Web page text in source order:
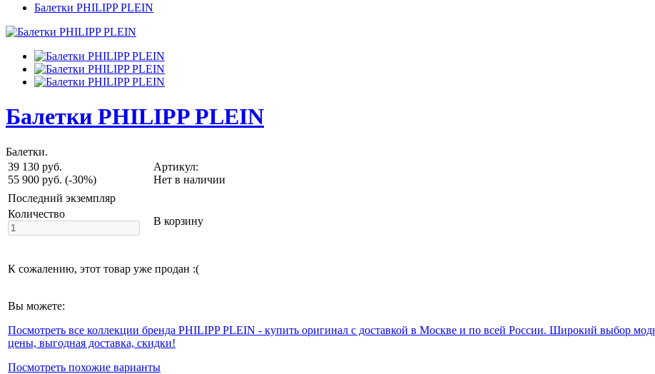
Балетки PHILIPP PLEIN
Балетки PHILIPP PLEIN
Балетки.
39 130 руб.
55 900 руб. (-30%)
Артикул:
Нет в наличии
Последний экземпляр
Количество
В корзину
К сожалению, этот товар уже продан :(
Вы можете:
Посмотреть все коллекции бренда PHILIPP PLEIN - купить оригинал с доставкой в Москве и по всей России. Широкий выбор
цены, выгодная доставка, скидки!
Посмотреть похожие варианты